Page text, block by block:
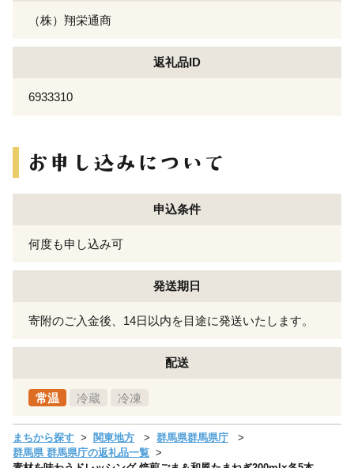
（株）翔栄通商
返礼品ID
6933310
申込条件
何度も申し込み可
発送期日
寄附のご入金後、14日以内を目途に発送いたします。
配送
常温 冷蔵 冷凍
まちから探す 関東地方
群馬県群馬県庁
群馬県 群馬県庁の返礼品一覧